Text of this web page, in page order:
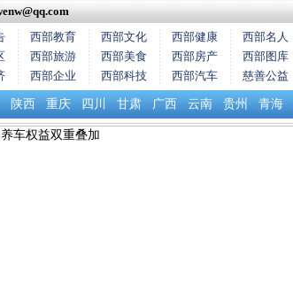
西部教育
西部旅游
西部企业
西部文化
西部美食
西部科技
西部健康
西部房产
西部汽车
西部名人
西部图库
慈善公益
陕西 重庆 四川 甘肃 广西 云南 贵州 青海